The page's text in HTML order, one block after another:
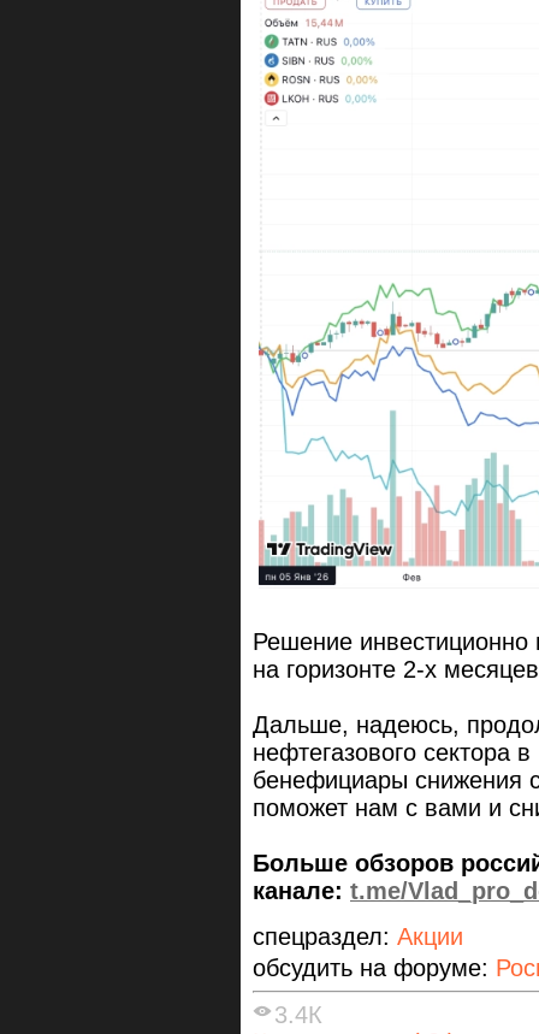
Решение инвестиционно
на горизонте 2-х
Дальше, надеюсь,
нефтегазового сектора
бенефициары снижения
поможет нам с вами и
Больше обзоров
канале: t.me/
спецраздел: Акции
обсудить на форуме:
3.4К